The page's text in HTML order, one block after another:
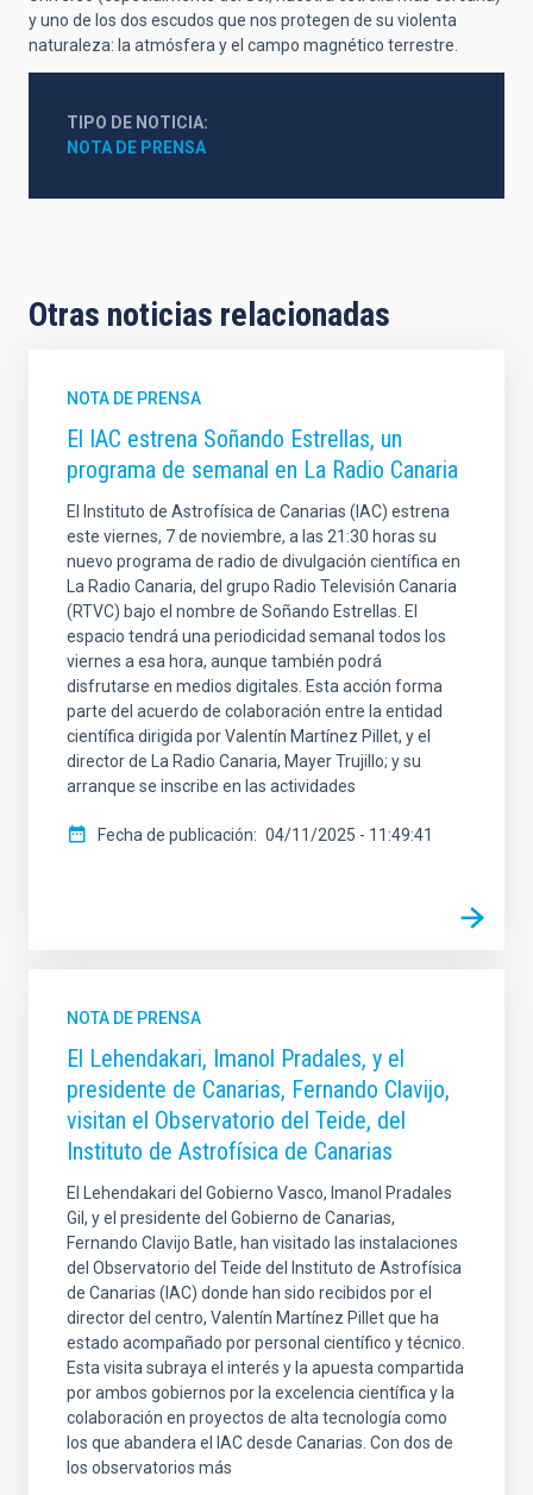
y uno de los dos escudos que nos protegen de su violenta
naturaleza: la atmósfera y el campo magnético terrestre.
TIPO DE NOTICIA
NOTA DE PRENSA
Otras noticias relacionadas
NOTA DE PRENSA
El IAC estrena Soñando Estrellas, un
programa de semanal en La Radio Canaria
El Instituto de Astrofísica de Canarias (IAC) estrena
este viernes, 7 de noviembre, a las 21:30 horas su
nuevo programa de radio de divulgación científica en
La Radio Canaria, del grupo Radio Televisión Canaria
(RTVC) bajo el nombre de Soñando Estrellas. El
espacio tendrá una periodicidad semanal todos los
viernes a esa hora, aunque también podrá
disfrutarse en medios digitales. Esta acción forma
parte del acuerdo de colaboración entre la entidad
científica dirigida por Valentín Martínez Pillet, y el
director de La Radio Canaria, Mayer Trujillo; y su
arranque se inscribe en las actividades
Fecha de publicación 04/11/2025 - 11:49:41
NOTA DE PRENSA
El Lehendakari, Imanol Pradales, y el
presidente de Canarias, Fernando Clavijo,
visitan el Observatorio del Teide, del
Instituto de Astrofísica de Canarias
El Lehendakari del Gobierno Vasco, Imanol Pradales
Gil, y el presidente del Gobierno de Canarias,
Fernando Clavijo Batle, han visitado las instalaciones
del Observatorio del Teide del Instituto de Astrofísica
de Canarias (IAC) donde han sido recibidos por el
director del centro, Valentín Martínez Pillet que ha
estado acompañado por personal científico y técnico.
Esta visita subraya el interés y la apuesta compartida
por ambos gobiernos por la excelencia científica y la
colaboración en proyectos de alta tecnología como
los que abandera el IAC desde Canarias. Con dos de
los observatorios más